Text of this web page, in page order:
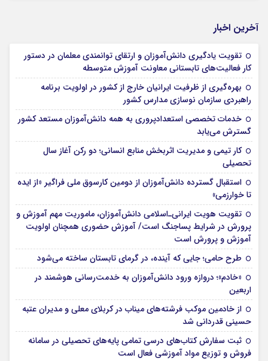
آخرین اخبار
تقویت یادگیری دانش‌آموزان و ارتقای توانمندی معلمان در دستور
کار فعالیت‌های تابستانی معاونت آموزش متوسطه
بهره‌گیری از ظرفیت ایرانیان خارج از کشور در اولویت برنامه
راهبردی سازمان نوسازی مدارس کشور
خدمات تخصصی استعدادپروری به همه دانش‌آموزان مستعد کشور
گسترش می‌یابد
کار تیمی و مدیریت اثربخش منابع انسانی؛ دو رکن آغاز سال
تحصیلی
استقبال گسترده دانش‌آموزان از دومین کارسوق ملی فراگیر «از ایده
تا خوارزمی»
تقویت هویت ایرانی‌ـ‌اسلامی دانش‌آموزان، ماموریت مهم آموزش و
پرورش در شرایط پساجنگ است/ آموزش حضوری همچنان اولویت
آموزش و پرورش است
طرح حامی؛ جایی که آینده، در گرمای تابستان ساخته می‌شود
«خادم»؛ دروازه ورود دانش‌آموزان به خدمت‌رسانی هوشمند در
اربعین
از خادمین موکب فرشته‌های میناب در کربلای معلی و مدیران عتبه
حسینی قدردانی شد
ثبت سفارش کتاب‌های درسی تمامی پایه‌های تحصیلی در سامانه
فروش و توزیع مواد آموزشی فعال است